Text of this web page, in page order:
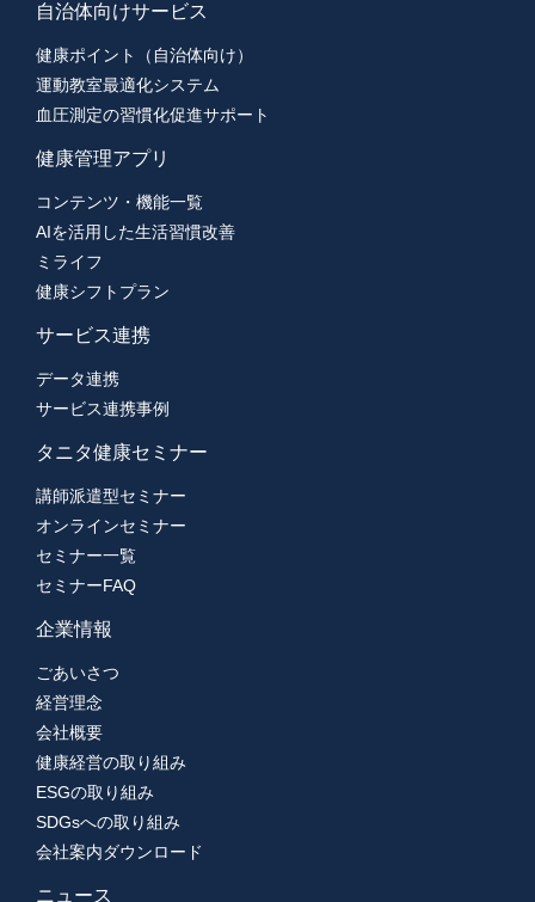
自治体向けサービス
健康ポイント（自治体向け）
運動教室最適化システム
血圧測定の習慣化促進サポート
健康管理アプリ
コンテンツ・機能一覧
AIを活用した生活習慣改善
ミライフ
健康シフトプラン
サービス連携
データ連携
サービス連携事例
タニタ健康セミナー
講師派遣型セミナー
オンラインセミナー
セミナー一覧
セミナーFAQ
企業情報
ごあいさつ
経営理念
会社概要
健康経営の取り組み
ESGの取り組み
SDGsへの取り組み
会社案内ダウンロード
ニュース